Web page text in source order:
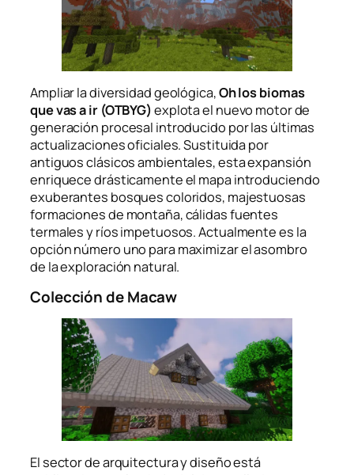
Ampliar la diversidad geológica,Oh los biomas
que vas a ir (OTBYG)explota el nuevo motor de
generación procesal introducido por las últimas
actualizaciones oficiales. Sustituida por
antiguos clásicos ambientales, esta expansión
enriquece drásticamente el mapa introduciendo
exuberantes bosques coloridos, majestuosas
formaciones de montaña, cálidas fuentes
termales y ríos impetuosos. Actualmente es la
opción número uno para maximizar el asombro
de la exploración natural.
Colección de Macaw
El sector de arquitectura y diseño está